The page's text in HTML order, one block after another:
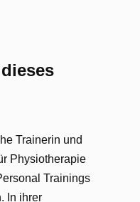
Trainerin und
Physiotherapie
Trainings
In ihrer